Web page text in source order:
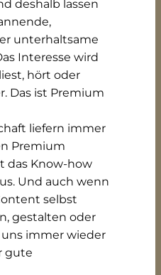
deshalb lassen
unterhaltsame
Interesse wird
hört oder
Das ist Premium
liefern immer
Premium
das Know-how
Und auch wenn
selbst
gestalten oder
immer wieder
gute